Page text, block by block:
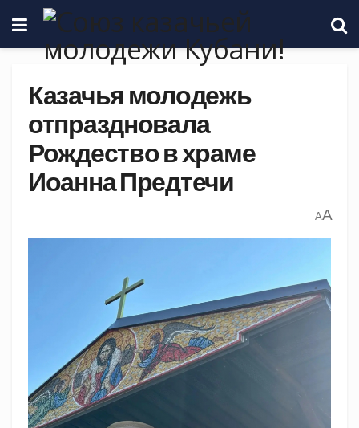
Казачья молодежь
отпраздновала
Рождество в храме
Иоанна Предтечи
AA